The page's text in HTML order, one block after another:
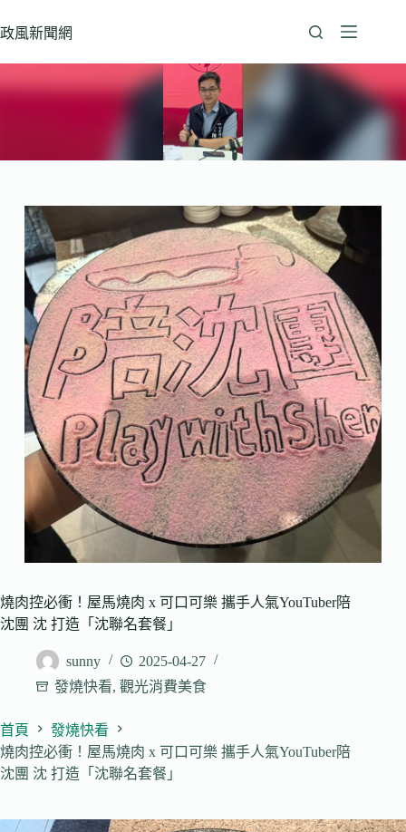
至
政風新聞網
燒肉控必衝！屋馬燒肉 x 可口可樂 攜手人氣YouTuber陪
沈團 沈 打造「沈聯名套餐」
sunny
2025-04-27
發燒快看, 觀光消費美食
首頁
發燒快看
燒肉控必衝！屋馬燒肉 x 可口可樂 攜手人氣YouTuber陪
沈團 沈 打造「沈聯名套餐」